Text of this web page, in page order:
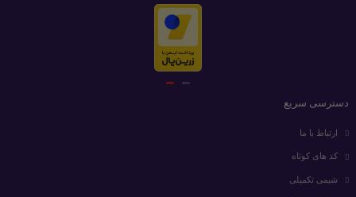
دسترسی سریع
ارتباط با ما
کد های کوتاه
شیمی تکمیلی